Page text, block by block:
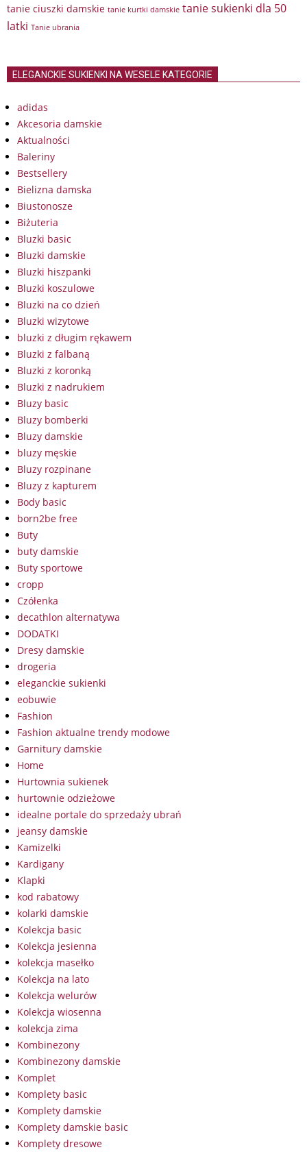
tanie ciuszki damskie tanie kurtki damskie tanie sukienki dla 50
latki Tanie ubrania
ELEGANCKIE SUKIENKI NA WESELE KATEGORIE
adidas
Akcesoria damskie
Aktualności
Baleriny
Bestsellery
Bielizna damska
Biustonosze
Biżuteria
Bluzki basic
Bluzki damskie
Bluzki hiszpanki
Bluzki koszulowe
Bluzki na co dzień
Bluzki wizytowe
bluzki z długim rękawem
Bluzki z falbaną
Bluzki z koronką
Bluzki z nadrukiem
Bluzy basic
Bluzy bomberki
Bluzy damskie
bluzy męskie
Bluzy rozpinane
Bluzy z kapturem
Body basic
born2be free
Buty
buty damskie
Buty sportowe
cropp
Czółenka
decathlon alternatywa
DODATKI
Dresy damskie
drogeria
eleganckie sukienki
eobuwie
Fashion
Fashion aktualne trendy modowe
Garnitury damskie
Home
Hurtownia sukienek
hurtownie odzieżowe
idealne portale do sprzedaży ubrań
jeansy damskie
Kamizelki
Kardigany
Klapki
kod rabatowy
kolarki damskie
Kolekcja basic
Kolekcja jesienna
kolekcja masełko
Kolekcja na lato
Kolekcja welurów
Kolekcja wiosenna
kolekcja zima
Kombinezony
Kombinezony damskie
Komplet
Komplety basic
Komplety damskie
Komplety damskie basic
Komplety dresowe